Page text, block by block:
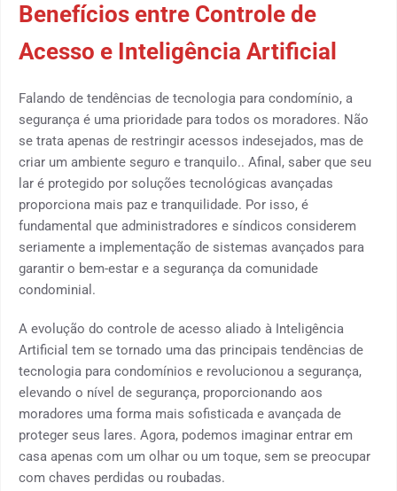
Benefícios entre Controle de
Acesso e Inteligência Artificial
Falando de tendências de tecnologia para condomínio, a
segurança é uma prioridade para todos os moradores. Não
se trata apenas de restringir acessos indesejados, mas de
criar um ambiente seguro e tranquilo.. Afinal, saber que seu
lar é protegido por soluções tecnológicas avançadas
proporciona mais paz e tranquilidade. Por isso, é
fundamental que administradores e síndicos considerem
seriamente a implementação de sistemas avançados para
garantir o bem-estar e a segurança da comunidade
condominial.
A evolução do controle de acesso aliado à Inteligência
Artificial tem se tornado uma das principais tendências de
tecnologia para condomínios e revolucionou a segurança,
elevando o nível de segurança, proporcionando aos
moradores uma forma mais sofisticada e avançada de
proteger seus lares. Agora, podemos imaginar entrar em
casa apenas com um olhar ou um toque, sem se preocupar
com chaves perdidas ou roubadas.